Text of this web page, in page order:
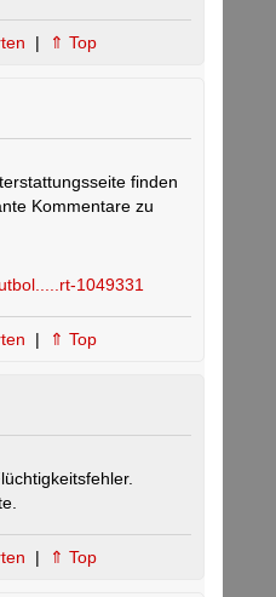
| ⇑ Top
finden
Kommentare zu
1049331
| ⇑ Top
| ⇑ Top